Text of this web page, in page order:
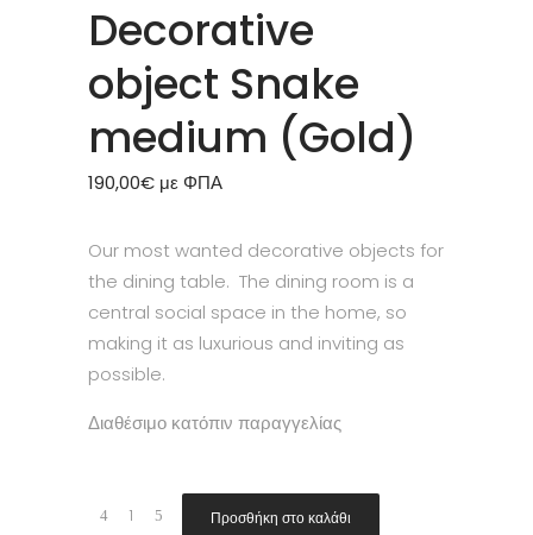
Decorative
object Snake
medium (Gold)
190,00€ με ΦΠΑ
Our most wanted decorative objects for
the dining table. The dining room is a
central social space in the home, so
making it as luxurious and inviting as
possible.
Διαθέσιμο κατόπιν παραγγελίας
Quantity Προσθήκη στο καλάθι